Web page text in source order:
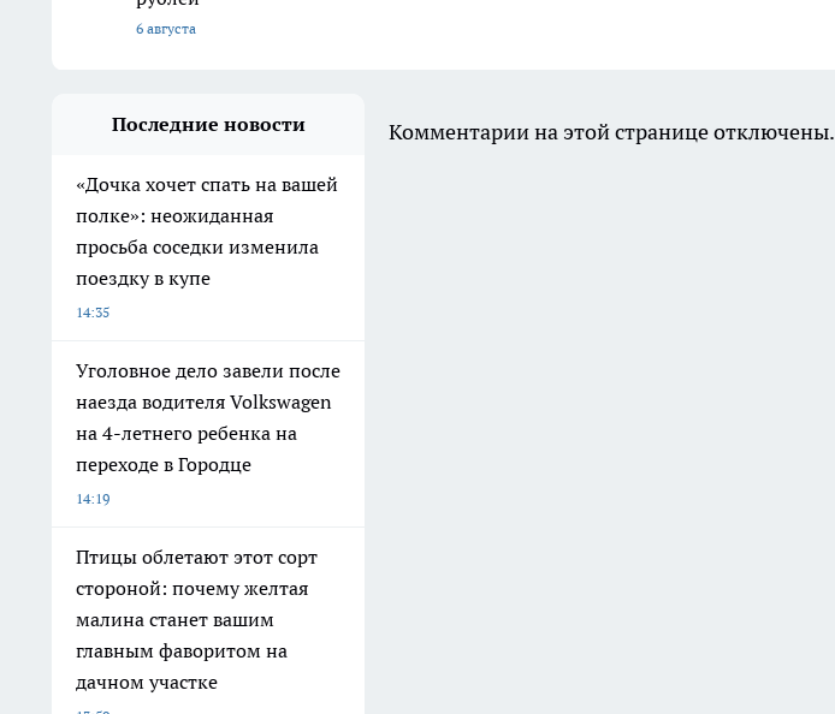
6 августа
Последние новости
«Дочка хочет спать на вашей
полке»: неожиданная
просьба соседки изменила
поездку в купе
14:35
Уголовное дело завели после
наезда водителя Volkswagen
на 4-летнего ребенка на
переходе в Городце
14:19
Птицы облетают этот сорт
стороной: почему желтая
малина станет вашим
главным фаворитом на
дачном участке
Комментарии на этой странице отключены.